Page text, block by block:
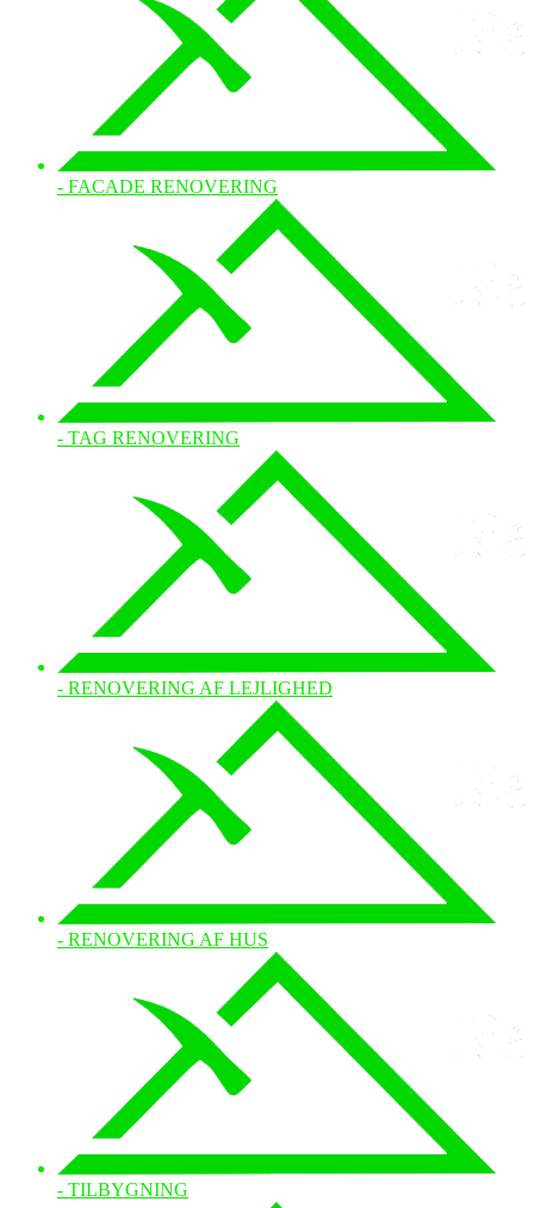
- FACADE RENOVERING
- TAG RENOVERING
- RENOVERING AF LEJLIGHED
- RENOVERING AF HUS
- TILBYGNING